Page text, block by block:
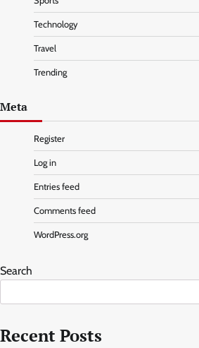
Technology
Travel
Trending
Meta
Register
Log in
Entries feed
Comments feed
WordPress.org
Search
Recent Posts